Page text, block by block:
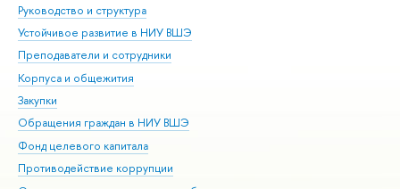
Руководство и структура
Устойчивое развитие в НИУ ВШЭ
Преподаватели и сотрудники
Корпуса и общежития
Закупки
Обращения граждан в НИУ ВШЭ
Фонд целевого капитала
Противодействие коррупции